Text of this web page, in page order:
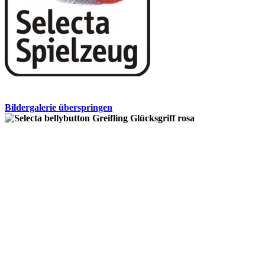
Bildergalerie überspringen